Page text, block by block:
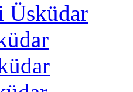
Üsküdar